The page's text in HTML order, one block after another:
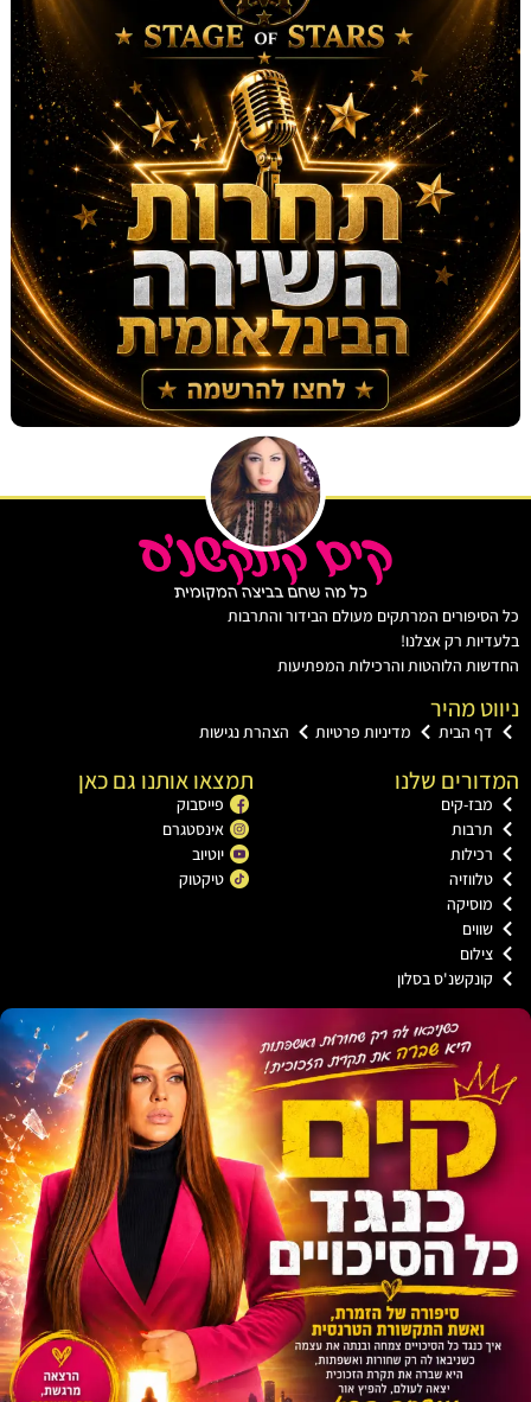
המרתקים מעולם הבידור והתרבות
רק אצלנו!
הלוהטות והרכילות המפתיעות
מהיר
הבית מדיניות פרטיות הצהרת נגישות
שלנו
קים
בסלון
תמצאו אותנו גם כאן
פייסבוק
אינסטגרם
יוטיוב
טיקטוק